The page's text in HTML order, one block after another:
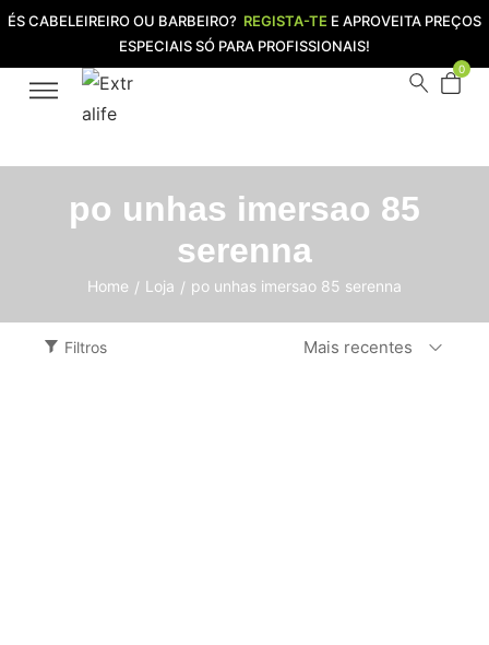
ÉS CABELEIREIRO OU BARBEIRO? REGISTA-TE E APROVEITA PREÇOS
ESPECIAIS SÓ PARA PROFISSIONAIS!
0
po unhas imersao 85
serenna
Home / Loja / po unhas imersao 85 serenna
Filtros Mais recentes